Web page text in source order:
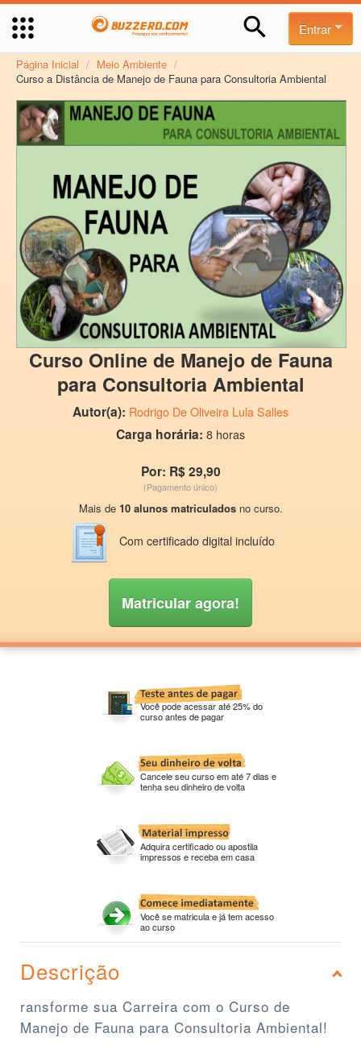
Entrar
Página Inicial / Meio Ambiente /
Curso a Distância de Manejo de Fauna para Consultoria Ambiental
Curso Online de Manejo de Fauna
para Consultoria Ambiental
Autor(a): Rodrigo De Oliveira Lula Salles
Carga horária: 8 horas
Por: R$ 29,90
(Pagamento único)
Mais de 10 alunos matriculadosno curso.
Com certificado digital incluído
Matricular agora!
Você pode acessar até 25% do
curso antes de pagar
Cancele seu curso em até 7 dias e
tenha seu dinheiro de volta
Adquira certificado ou apostila
impressos e receba em casa
Você se matricula e já tem acesso
ao curso
Descrição
ransforme sua Carreira com o Curso de
Manejo de Fauna para Consultoria Ambiental!